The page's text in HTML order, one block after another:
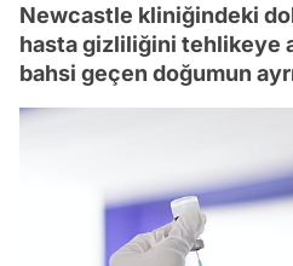
Newcastle kliniğindeki
hasta gizliliğini tehlikeye
bahsi geçen doğumun